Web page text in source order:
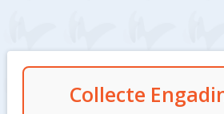
o n
Colonne
latéraleCollecte